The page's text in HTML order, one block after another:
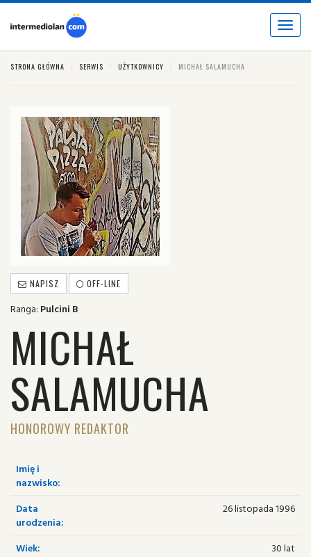
Toggle
STRONA GŁÓWNA SERWIS UŻYTKOWNICY MICHAŁ SALAMUCHA
NAPISZ OFF-LINE
Ranga: Pulcini B
MICHAŁ
SALAMUCHA
HONOROWY REDAKTOR
Imię i
nazwisko:
Data
urodzenia:
26 listopada 1996
Wiek:
30 lat